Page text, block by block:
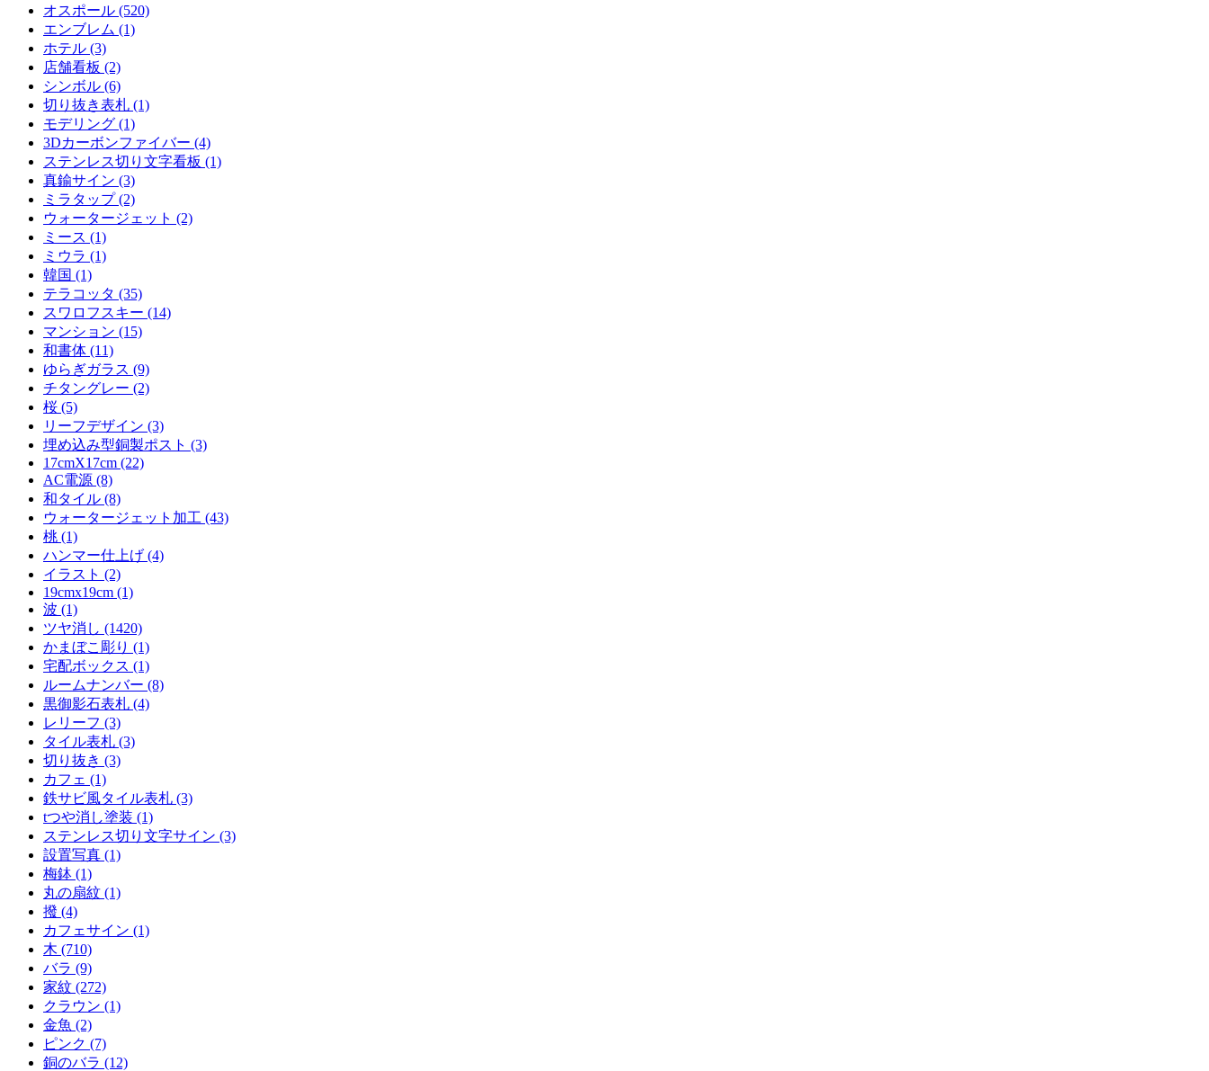
オスポール (520)
エンブレム (1)
ホテル (3)
店舗看板 (2)
シンボル (6)
切り抜き表札 (1)
モデリング (1)
3Dカーボンファイバー (4)
ステンレス切り文字看板 (1)
真鍮サイン (3)
ミラタップ (2)
ウォータージェット (2)
ミース (1)
ミウラ (1)
韓国 (1)
テラコッタ (35)
スワロフスキー (14)
マンション (15)
和書体 (11)
ゆらぎガラス (9)
チタングレー (2)
桜 (5)
リーフデザイン (3)
埋め込み型銅製ポスト (3)
17cmX17cm (22)
AC電源 (8)
和タイル (8)
ウォータージェット加工 (43)
桃 (1)
ハンマー仕上げ (4)
イラスト (2)
19cmx19cm (1)
波 (1)
ツヤ消し (1420)
かまぼこ彫り (1)
宅配ボックス (1)
ルームナンバー (8)
黒御影石表札 (4)
レリーフ (3)
タイル表札 (3)
切り抜き (3)
カフェ (1)
鉄サビ風タイル表札 (3)
tつや消し塗装 (1)
ステンレス切り文字サイン (3)
設置写真 (1)
梅鉢 (1)
丸の扇紋 (1)
撥 (4)
カフェサイン (1)
木 (710)
バラ (9)
家紋 (272)
クラウン (1)
金魚 (2)
ピンク (7)
銅のバラ (12)